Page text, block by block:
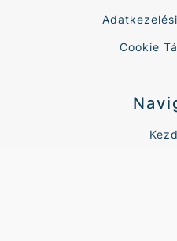
Cookie